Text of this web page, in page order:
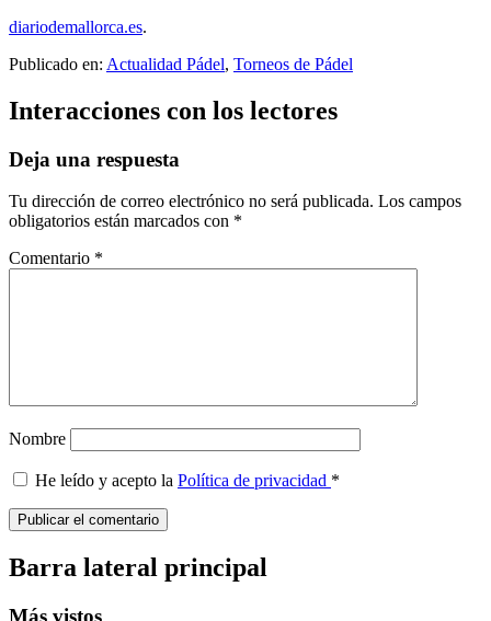
diariodemallorca.es.
Publicado en: Actualidad Pádel, Torneos de Pádel
Interacciones con los lectores
Deja una respuesta
Tu dirección de correo electrónico no será publicada. Los campos
obligatorios están marcados con *
Comentario *
Nombre
He leído y acepto la Política de privacidad *
Barra lateral principal
Más vistos